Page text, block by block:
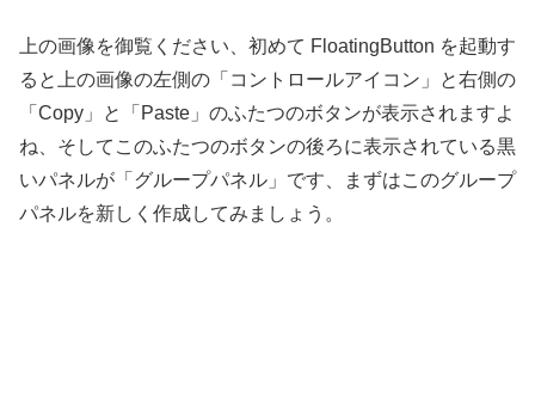
上の画像を御覧ください、初めて FloatingButton を起動す
ると上の画像の左側の「コントロールアイコン」と右側の
「Copy」と「Paste」のふたつのボタンが表示されますよ
ね、そしてこのふたつのボタンの後ろに表示されている黒
いパネルが「グループパネル」です、まずはこのグループ
パネルを新しく作成してみましょう。